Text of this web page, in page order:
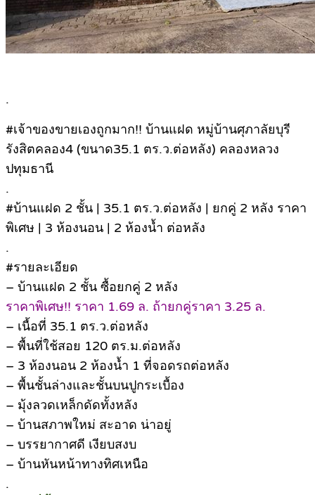
.
#เจ้าของขายเองถูกมาก!! บ้านแฝด หมู่บ้านศุภาลัยบุรี
รังสิตคลอง4 (ขนาด35.1 ตร.ว.ต่อหลัง) คลองหลวง
ปทุมธานี
.
#บ้านแฝด 2 ชั้น | 35.1 ตร.ว.ต่อหลัง | ยกคู่ 2 หลัง ราคา
พิเศษ | 3 ห้องนอน | 2 ห้องน้ำ ต่อหลัง
.
#รายละเอียด
– บ้านแฝด 2 ชั้น ซื้อยกคู่ 2 หลัง
ราคาพิเศษ!! ราคา 1.69 ล. ถ้ายกคู่ราคา 3.25 ล.
– เนื้อที่ 35.1 ตร.ว.ต่อหลัง
– พื้นที่ใช้สอย 120 ตร.ม.ต่อหลัง
– 3 ห้องนอน 2 ห้องน้ำ 1 ที่จอดรถต่อหลัง
– พื้นชั้นล่างและชั้นบนปูกระเบื้อง
– มุ้งลวดเหล็กดัดทั้งหลัง
– บ้านสภาพใหม่ สะอาด น่าอยู่
– บรรยากาศดี เงียบสงบ
– บ้านหันหน้าทางทิศเหนือ
.